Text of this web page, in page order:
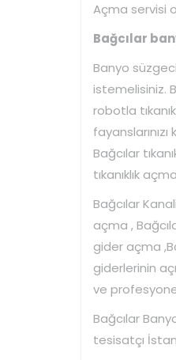
Açma servisi
Bağcılar
Banyo
istemelisiniz.
robotla
Bağcılar
tıkanıklık
Bağcılar
açma ,
gider açma
giderlerinin
ve
Bağcılar
tesisatçı